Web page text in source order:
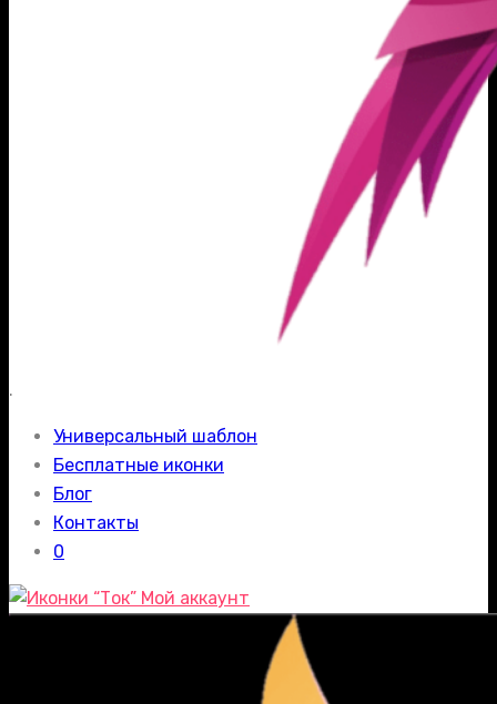
.
Универсальный шаблон
Бесплатные иконки
Блог
Контакты
0
Мой аккаунт